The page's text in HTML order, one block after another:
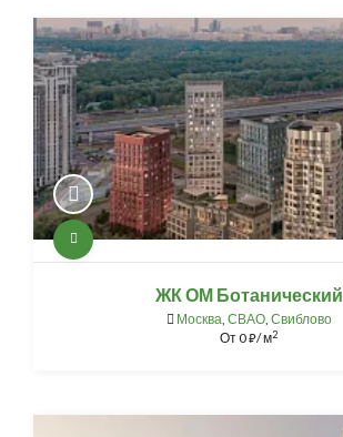
ЖК ОМ Ботанический
Москва, СВАО, Свиблово
От0⃏/ м2